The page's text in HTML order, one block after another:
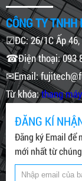
CÔNG TY TNHH
☑ĐC: 26/1C Ấp 46,
☎Điện thoại: 093
✉Email:
Từ khóa:thang
ĐĂNG KÍ
Đăng ký Email để
mới nhất từ